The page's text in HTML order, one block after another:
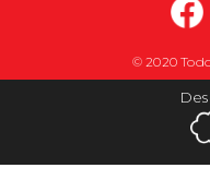
© 2020